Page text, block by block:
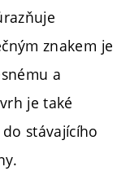
znakem je
a
je také
stávajícího